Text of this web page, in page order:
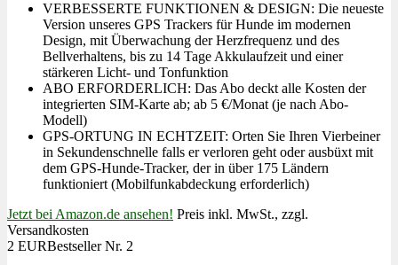
VERBESSERTE FUNKTIONEN & DESIGN: Die neueste
Version unseres GPS Trackers für Hunde im modernen
Design, mit Überwachung der Herzfrequenz und des
Bellverhaltens, bis zu 14 Tage Akkulaufzeit und einer
stärkeren Licht- und Tonfunktion
ABO ERFORDERLICH: Das Abo deckt alle Kosten der
integrierten SIM-Karte ab; ab 5 €/Monat (je nach Abo-
Modell)
GPS-ORTUNG IN ECHTZEIT: Orten Sie Ihren Vierbeiner
in Sekundenschnelle falls er verloren geht oder ausbüxt mit
dem GPS-Hunde-Tracker, der in über 175 Ländern
funktioniert (Mobilfunkabdeckung erforderlich)
Jetzt bei Amazon.de ansehen! Preis inkl. MwSt., zzgl.
Versandkosten
2 EURBestseller Nr. 2